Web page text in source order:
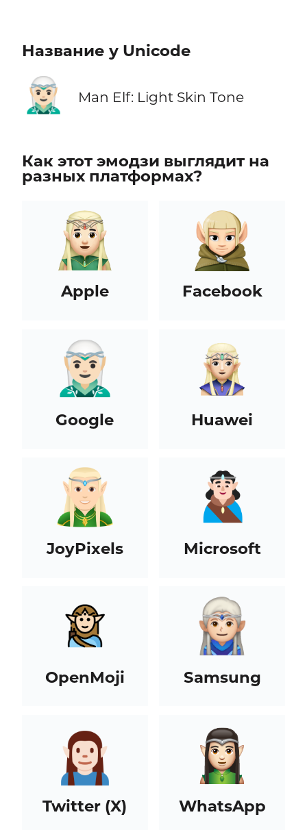
Название у Unicode
🧝🏻‍♂️ Man Elf: Light Skin Tone
Как этот эмодзи выглядит на
разных платформах?
Apple Facebook
Google Huawei
JoyPixels Microsoft
OpenMoji Samsung
Twitter (X) WhatsApp